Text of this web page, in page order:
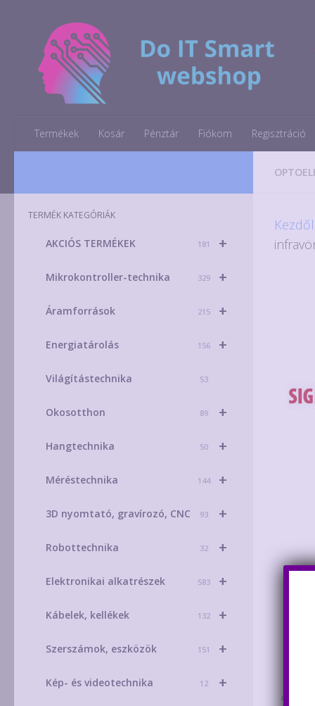
Skip to content
Termékek Kosár Pénztár Fiókom Regisztráció
TERMÉK KATEGÓRIÁK
+
AKCIÓS TERMÉKEK 181
+
Mikrokontroller-technika 329
+
Áramforrások 215
+
Energiatárolás 156
Világítástechnika 53
+
Okosotthon 89
+
Hangtechnika 50
+
Méréstechnika 144
+
3D nyomtató, gravírozó, CNC 93
+
Robottechnika 32
+
Elektronikai alkatrészek 583
+
Kábelek, kellékek 132
+
Szerszámok, eszközök 151
+
Kép- és videotechnika 12